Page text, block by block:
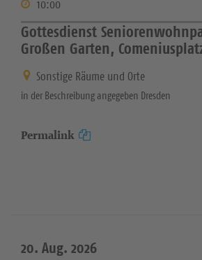
10:00
Gottesdienst
Großen Garten,
Sonstige Räume und Orte
in der Beschreibung angegeben Dresden
Permalink
20. Aug. 2026